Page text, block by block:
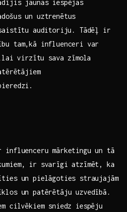
jaunas‍ iespējas
un‌ uztrenētus
auditoriju. Tādēļ ir
tam,kā influenceri var
virzītu sava‌ zīmola
influenceru mārketingu un ‍tā
ir svarīgi atzīmēt, ka
un pielāgoties straujajām
un ‍patērētāju uzvedībā.
cilvēkiem sniedz iespēju​